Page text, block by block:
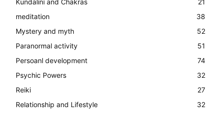
Kundalini and Chakras
21
meditation
38
Mystery and myth
52
Paranormal activity
51
Persoanl development
74
Psychic Powers
32
Reiki
27
Relationship and Lifestyle
32